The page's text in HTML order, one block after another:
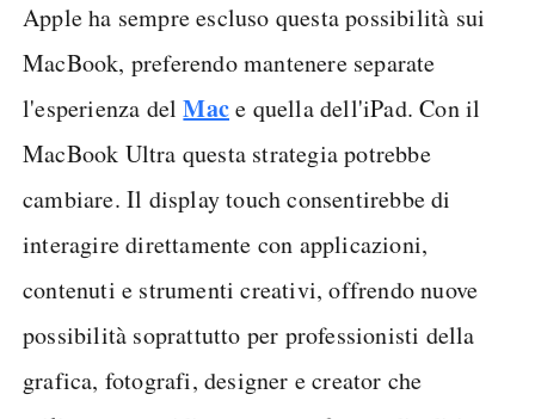
Apple ha sempre escluso questa possibilità sui
MacBook, preferendo mantenere separate
l'esperienza delMace quella dell'iPad. Con il
MacBook Ultra questa strategia potrebbe
cambiare. Il display touch consentirebbe di
interagire direttamente con applicazioni,
contenuti e strumenti creativi, offrendo nuove
possibilità soprattutto per professionisti della
grafica, fotografi, designer e creator che